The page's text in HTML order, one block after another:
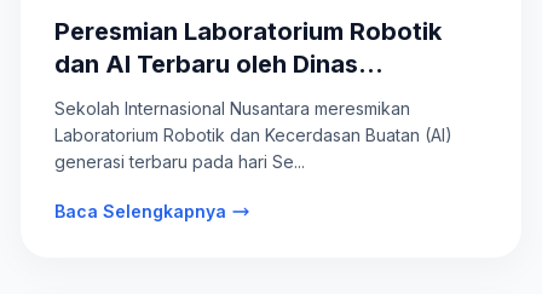
Peresmian Laboratorium Robotik
dan AI Terbaru oleh Dinas
Pendidikan DKI Jakarta
Sekolah Internasional Nusantara meresmikan
Laboratorium Robotik dan Kecerdasan Buatan (AI)
generasi terbaru pada hari Se...
Baca Selengkapnya